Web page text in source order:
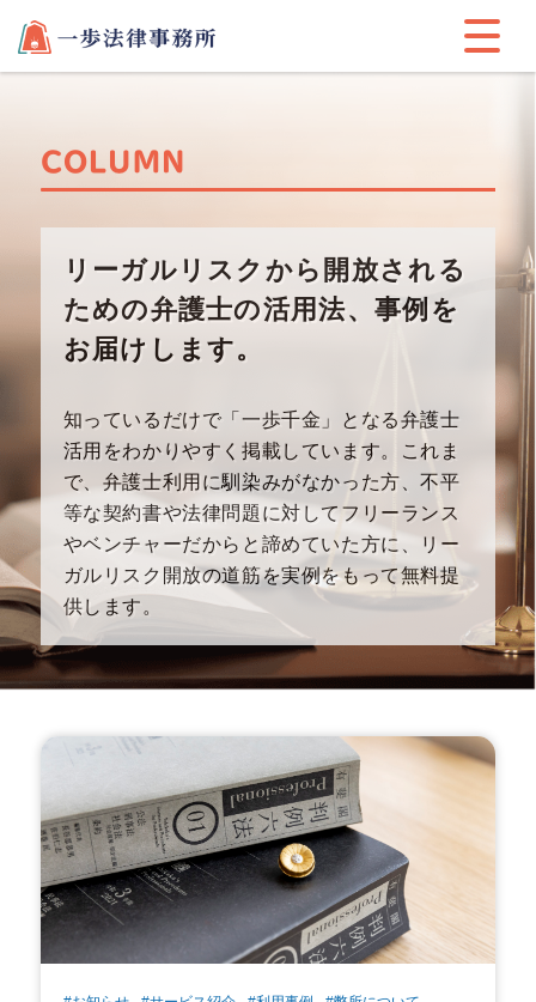
COLUMN
リーガルリスクから開放される
ための弁護士の活用法、事例を
お届けします。
知っているだけで「一歩千金」となる弁護士
活用をわかりやすく掲載しています。これま
で、弁護士利用に馴染みがなかった方、不平
等な契約書や法律問題に対してフリーラン ス
やベンチャーだからと諦めていた方に、リー
ガルリスク開放の道筋を実例をもって無料提
供します。